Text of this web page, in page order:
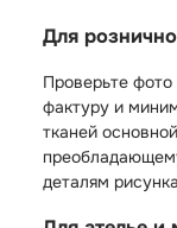
Для
Проверьте
фактуру и
тканей
деталям